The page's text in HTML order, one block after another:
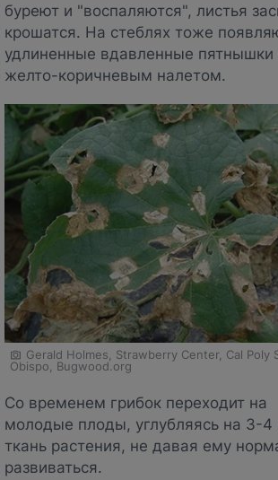
буреют и "воспаляются", листья
крошатся. На стеблях тоже
удлиненные вдавленные пятнышки
желто-коричневым налетом.
Gerald Holmes, Strawberry Center, Cal Poly
Obispo, Bugwood.org
Со временем грибок переходит на
молодые плоды, углубляясь на 3-
ткань растения, не давая ему
развиваться.